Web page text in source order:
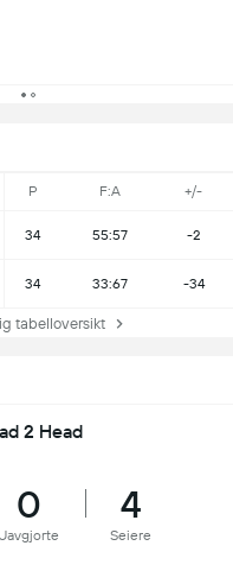
P F:A +/-
34 55:57 -2
34 33:67 -34
tabelloversikt
2 Head
0 4
Seiere